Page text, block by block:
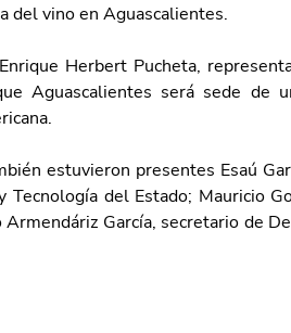
del vino en Aguascalientes.
Herbert Pucheta,
Aguascalientes será sede de
estuvieron presentes Esaú
Tecnología del Estado; Mauricio
Armendáriz García, secretario de